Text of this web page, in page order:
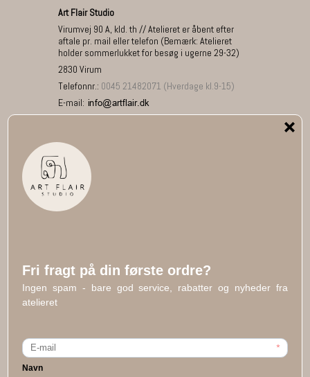
Art Flair Studio
Virumvej 90 A, kld. th // Atelieret er åbent efter
aftale pr. mail eller telefon (Bemærk: Atelieret
holder sommerlukket for besøg i ugerne 29-32)
2830 Virum
Telefonnr.: 0045 21482071 (Hverdage kl.9-15)
E-mail:
ART FLAIR på Pinterest
Facebook
Youtube